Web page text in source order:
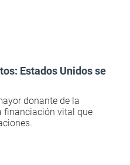
Estados Unidos se
donante de la
financiación vital que